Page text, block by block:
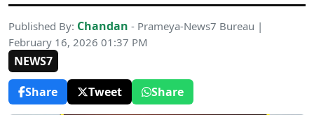
Published By: Chandan - Prameya-News7 Bureau |
February 16, 2026 01:37 PM
NEWS7
Share
Tweet Share